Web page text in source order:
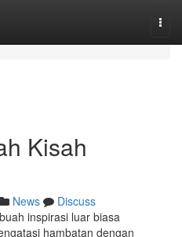
Kisah
News
Discuss
inspirasi luar biasa
hambatan dengan